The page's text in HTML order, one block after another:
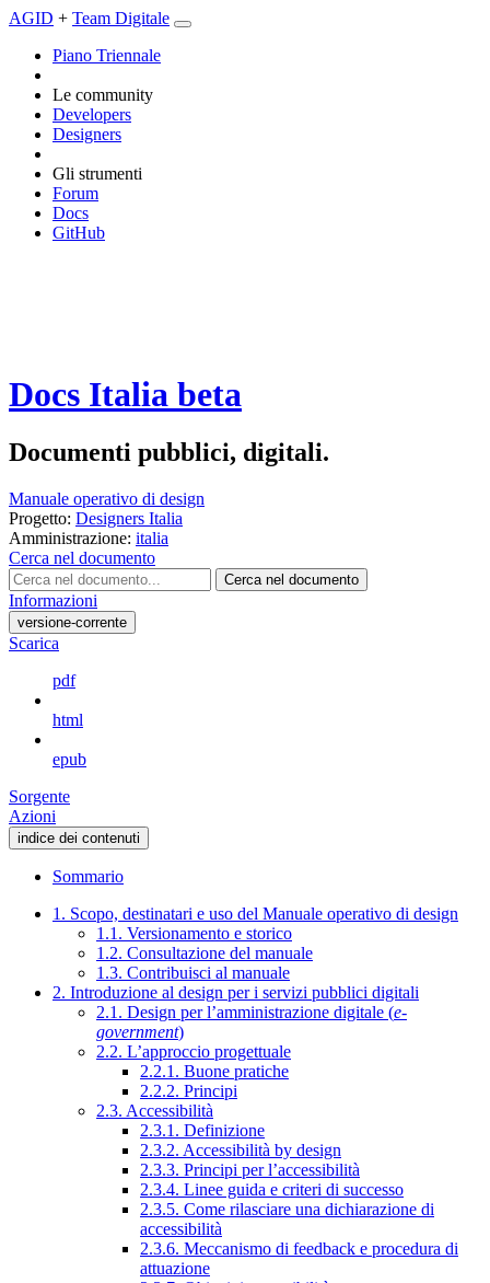
AGID + Team Digitale
Piano Triennale
Le community
Developers
Designers
Gli strumenti
Forum
Docs
GitHub
Docs Italia beta
Documenti pubblici, digitali.
Manuale operativo di design
Progetto: Designers Italia
Amministrazione: italia
Cerca nel documento
Cerca nel documento
Informazioni
versione-corrente
Scarica
pdf
html
epub
Sorgente
Azioni
indice dei contenuti
Sommario
1. Scopo, destinatari e uso del Manuale operativo di design
1.1. Versionamento e storico
1.2. Consultazione del manuale
1.3. Contribuisci al manuale
2. Introduzione al design per i servizi pubblici digitali
2.1. Design per l’amministrazione digitale (e-
government)
2.2. L’approccio progettuale
2.2.1. Buone pratiche
2.2.2. Principi
2.3. Accessibilità
2.3.1. Definizione
2.3.2. Accessibilità by design
2.3.3. Principi per l’accessibilità
2.3.4. Linee guida e criteri di successo
2.3.5. Come rilasciare una dichiarazione di
accessibilità
2.3.6. Meccanismo di feedback e procedura di
attuazione